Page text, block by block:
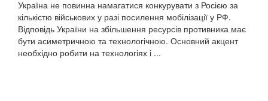
Україна не повинна намагатися конкурувати з Росією за
кількістю військових у разі посилення мобілізації у РФ.
Відповідь України на збільшення ресурсів противника має
бути асиметричною та технологічною. Основний акцент
необхідно робити на технологіях і ...